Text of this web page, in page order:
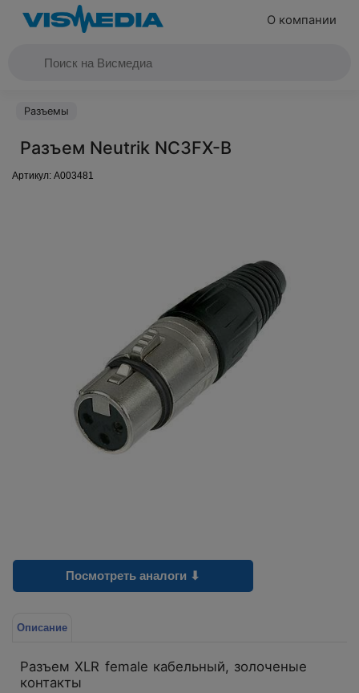
О компании
Разъемы
Разъем Neutrik NC3FX-B
Артикул: A003481
Посмотреть аналоги ⬇
Описание
Разъем XLR female кабельный, золоченые
контакты